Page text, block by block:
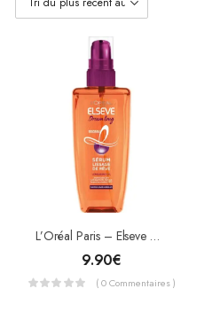
L’Oréal Paris – Elseve – Sérum Lissage De Rêve Enrichi En Kératine Végétale/Beurre De Cacao 100 ML
9.90€
( 0 Commentaires )